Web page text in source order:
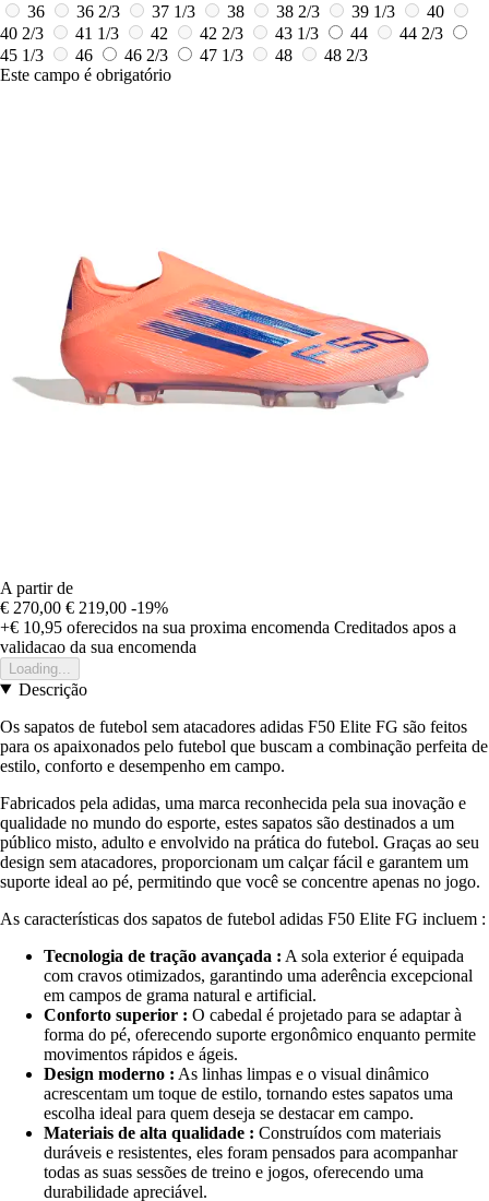
36
36 2/3 37 1/3 38 38 2/3 39 1/3
40
40 2/3
41 1/3 42 42 2/3 43 1/3 44
44 2/3
45 1/3
46 46 2/3 47 1/3 48
48 2/3
Este campo é obrigatório
A partir de
€ 270,00 € 219,00 -19%
+€ 10,95 oferecidos na sua proxima encomenda Creditados apos a
validacao da sua encomenda
Loading...
Descrição
Os sapatos de futebol sem atacadores adidas F50 Elite FG são feitos
para os apaixonados pelo futebol que buscam a combinação perfeita de
estilo, conforto e desempenho em campo.
Fabricados pela adidas, uma marca reconhecida pela sua inovação e
qualidade no mundo do esporte, estes sapatos são destinados a um
público misto, adulto e envolvido na prática do futebol. Graças ao seu
design sem atacadores, proporcionam um calçar fácil e garantem um
suporte ideal ao pé, permitindo que você se concentre apenas no jogo.
As características dos sapatos de futebol adidas F50 Elite FG incluem :
Tecnologia de tração avançada : A sola exterior é equipada
com cravos otimizados, garantindo uma aderência excepcional
em campos de grama natural e artificial.
Conforto superior : O cabedal é projetado para se adaptar à
forma do pé, oferecendo suporte ergonômico enquanto permite
movimentos rápidos e ágeis.
Design moderno : As linhas limpas e o visual dinâmico
acrescentam um toque de estilo, tornando estes sapatos uma
escolha ideal para quem deseja se destacar em campo.
Materiais de alta qualidade : Construídos com materiais
duráveis e resistentes, eles foram pensados para acompanhar
todas as suas sessões de treino e jogos, oferecendo uma
durabilidade apreciável.